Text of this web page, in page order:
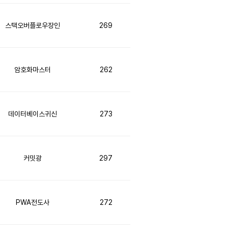
스택오버플로우장인 269
암호화마스터 262
데이터베이스귀신 273
커밋광 297
PWA전도사 272